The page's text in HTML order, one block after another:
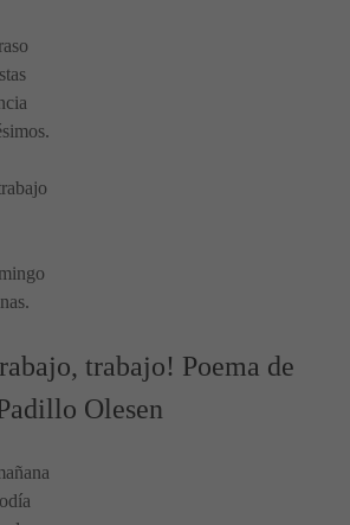
trabajo! Poema de
Olesen